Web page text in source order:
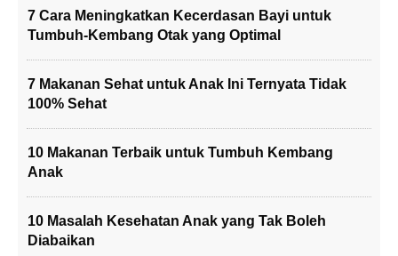
7 Cara Meningkatkan Kecerdasan Bayi untuk
Tumbuh-Kembang Otak yang Optimal
7 Makanan Sehat untuk Anak Ini Ternyata Tidak
100% Sehat
10 Makanan Terbaik untuk Tumbuh Kembang
Anak
10 Masalah Kesehatan Anak yang Tak Boleh
Diabaikan